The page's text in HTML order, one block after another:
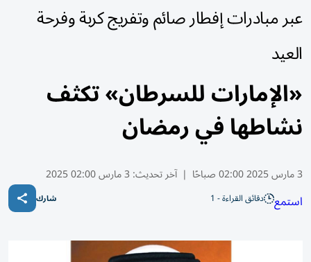
عبر مبادرات إفطار صائم وتفريج كربة وفرحة
العيد
«الإمارات للسرطان» تكثف
نشاطها في رمضان
3 مارس 2025 02:00 صباحًا | آخر تحديث: 3 مارس 02:00 2025
استمع دقائق القراءة - 1 شارك